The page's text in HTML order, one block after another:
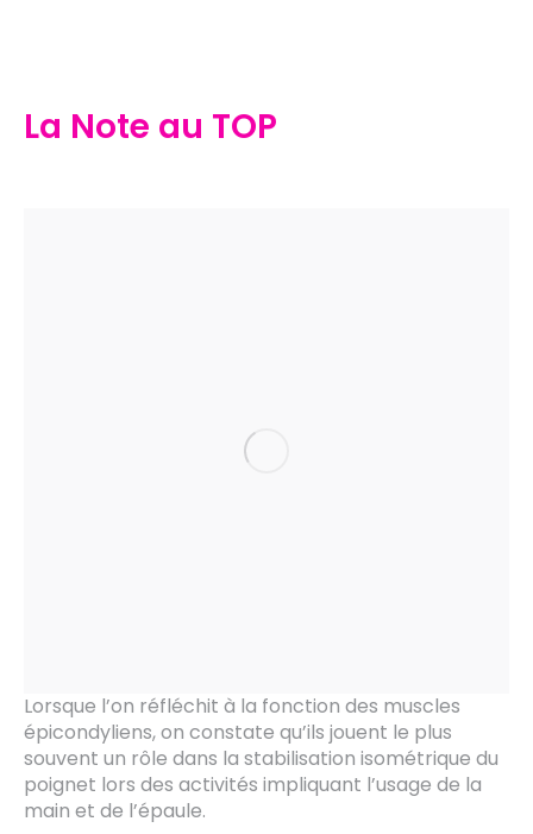
La Note au TOP
Lorsque l’on réfléchit à la fonction des muscles
épicondyliens, on constate qu’ils jouent le plus
souvent un rôle dans la stabilisation isométrique du
poignet lors des activités impliquant l’usage de la
main et de l’épaule.